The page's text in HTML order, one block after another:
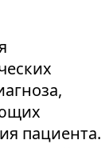
пациента.